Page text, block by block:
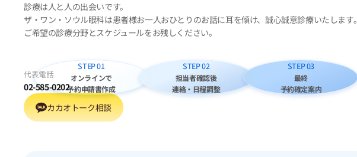
診療は人と人の出会いです。
ザ・ワン・ソウル眼科は患者様お一人おひとりのお話に耳を傾け、誠心誠意診療いたします。
ご希望の診療分野とスケジュールをお残しください。
STEP 01
オンラインで
予約申請書作成
STEP 02
担当者確認後
連絡・日程調整
STEP 03
最終
予約確定案内
代表電話
02-585-0202
カカオトーク相談